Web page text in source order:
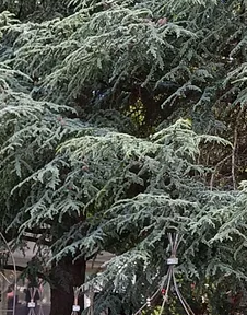
200 g : Notre format standard
Idéal pour un recirage
d’articles plus volumineux
les sacs Gardener ou Hiker.
:
: Assurez-vous que le sac est
de saletés en surface
un chiffon humide ou une